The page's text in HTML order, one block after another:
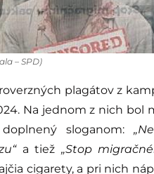
– SPD)
plagátov z
Na jednom z nich bol
sloganom:
a tiež „Stop
cigarety, a pri nich